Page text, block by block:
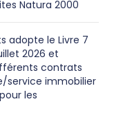
Natura 2000
adopte le Livre 7
2026 et
contrats
service immobilier
les